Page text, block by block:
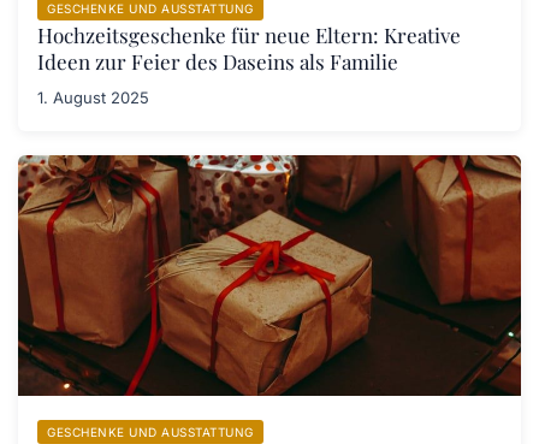
GESCHENKE UND AUSSTATTUNG
Hochzeitsgeschenke für neue Eltern: Kreative
Ideen zur Feier des Daseins als Familie
1. August 2025
GESCHENKE UND AUSSTATTUNG